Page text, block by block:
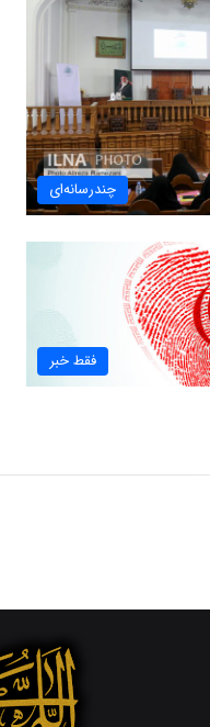
چندرسانه‌ای
فقط خبر